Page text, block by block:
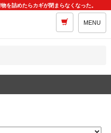
を詰めたらカギが閉まらなくなった。
MENU